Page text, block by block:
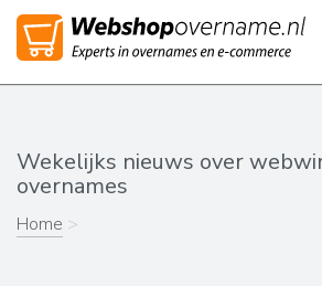
Wekelijks nieuws over
overnames
Home >